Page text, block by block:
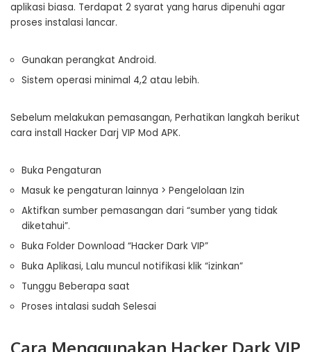
aplikasi biasa. Terdapat 2 syarat yang harus dipenuhi agar
proses instalasi lancar.
Gunakan perangkat Android.
Sistem operasi minimal 4,2 atau lebih.
Sebelum melakukan pemasangan, Perhatikan langkah berikut
cara install Hacker Darj VIP Mod APK.
Buka Pengaturan
Masuk ke pengaturan lainnya > Pengelolaan Izin
Aktifkan sumber pemasangan dari “sumber yang tidak
diketahui”.
Buka Folder Download “Hacker Dark VIP”
Buka Aplikasi, Lalu muncul notifikasi klik “izinkan”
Tunggu Beberapa saat
Proses intalasi sudah Selesai
Cara Menggunakan Hacker Dark VIP